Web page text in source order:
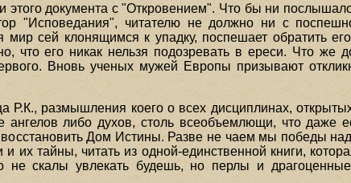
документа с "Откровением". Что бы ни
"Исповедания", читателю не должно ни с
сей клонящимся к упадку, поспешает обратить
что его никак нельзя подозревать в ереси. Что же
Вновь ученых мужей Европы призывают
Р.К., размышления коего о всех дисциплинах,
либо духов, столь всеобъемлющи, что даже
Дом Истины. Разве не чаем мы победы
их тайны, читать из одной-единственной книги,
не скалы увлекать будешь, но перлы и